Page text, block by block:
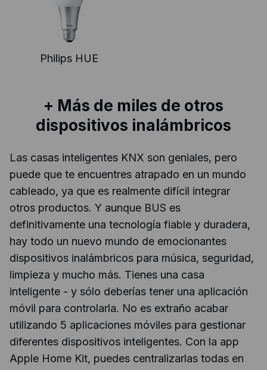
Philips HUE
+ Más de miles de otros
dispositivos inalámbricos
Las casas inteligentes KNX son geniales, pero
puede que te encuentres atrapado en un mundo
cableado, ya que es realmente difícil integrar
otros productos. Y aunque BUS es
definitivamente una tecnología fiable y duradera,
hay todo un nuevo mundo de emocionantes
dispositivos inalámbricos para música, seguridad,
limpieza y mucho más. Tienes una casa
inteligente - y sólo deberías tener una aplicación
móvil para controlarla. No es extraño acabar
utilizando 5 aplicaciones móviles para gestionar
diferentes dispositivos inteligentes. Con la app
Apple Home Kit, puedes centralizarlas todas en